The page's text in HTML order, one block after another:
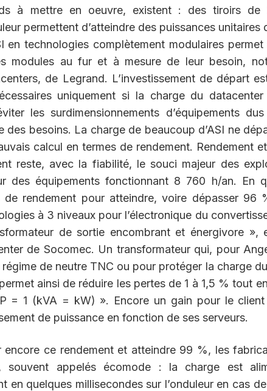
à mettre en oeuvre, existent : des tiroirs
permettent d’atteindre des puissances unitaires
en technologies complètement modulaires
modules au fur et à mesure de leur besoin,
de Legrand. L’investissement de départ
uniquement si la charge du
les surdimensionnements d’équipements
des besoins. La charge de beaucoup d’ASI ne
calcul en termes de rendement. Rendement
reste, avec la fiabilité, le souci majeur des
des équipements fonctionnant 8 760 h/an. En
rendement pour atteindre, voire dépasser 96
à 3 niveaux pour l’électronique du
de sortie encombrant et énergivore »,
de Socomec. Un transformateur qui, pour
de neutre TNC ou pour protéger la charge
ainsi de réduire les pertes de 1 à 1,5 % tout
= 1 (kVA = kW) ». Encore un gain pour le client
de puissance en fonction de ses serveurs.
encore ce rendement et atteindre 99 %, les
souvent appelés écomode : la charge est
en quelques millisecondes sur l’onduleur en cas